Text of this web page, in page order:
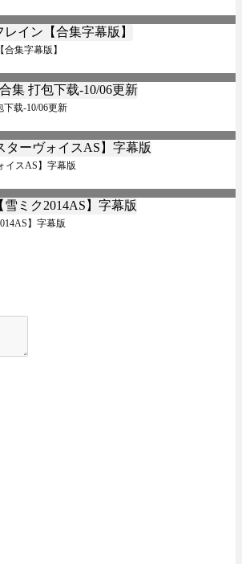
集字幕版】
载-10/06更新
イスAS】字幕版
】字幕版